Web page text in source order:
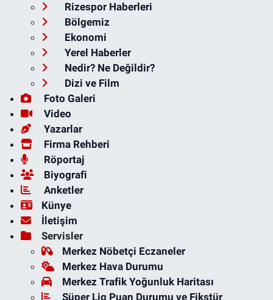
Rizespor Haberleri
Bölgemiz
Ekonomi
Yerel Haberler
Nedir? Ne Değildir?
Dizi ve Film
Foto Galeri
Video
Yazarlar
Firma Rehberi
Röportaj
Biyografi
Anketler
Künye
İletişim
Servisler
Merkez Nöbetçi Eczaneler
Merkez Hava Durumu
Merkez Trafik Yoğunluk Haritası
Süper Lig Puan Durumu ve Fikstür